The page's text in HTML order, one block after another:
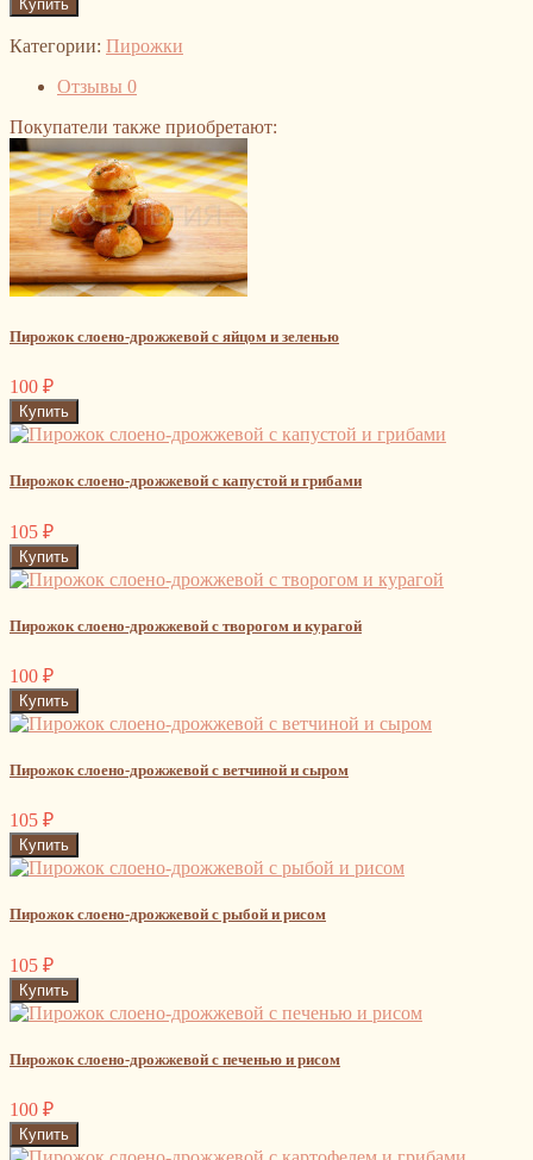
Категории: Пирожки
Отзывы 0
Покупатели также приобретают:
Пирожок слоено-дрожжевой с яйцом и зеленью
100 ₽
Пирожок слоено-дрожжевой с капустой и грибами
105 ₽
Пирожок слоено-дрожжевой с творогом и курагой
100 ₽
Пирожок слоено-дрожжевой с ветчиной и сыром
105 ₽
Пирожок слоено-дрожжевой с рыбой и рисом
105 ₽
Пирожок слоено-дрожжевой с печенью и рисом
100 ₽